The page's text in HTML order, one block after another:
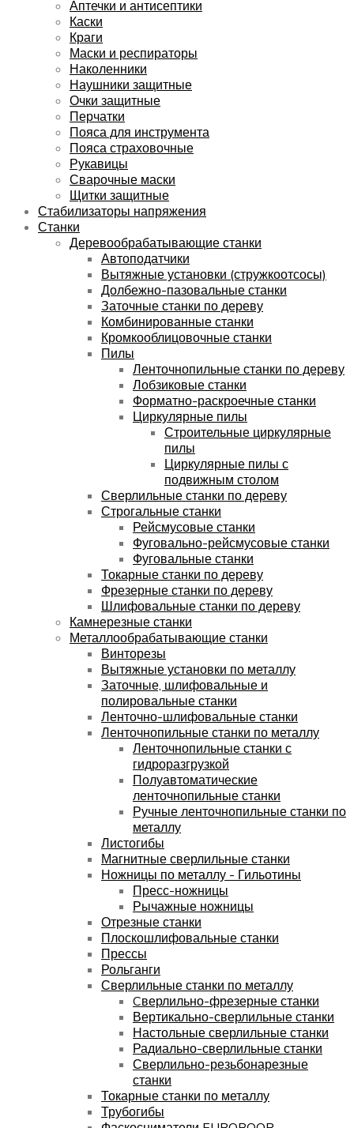
Аптечки и антисептики
Каски
Краги
Маски и респираторы
Наколенники
Наушники защитные
Очки защитные
Перчатки
Пояса для инструмента
Пояса страховочные
Рукавицы
Сварочные маски
Щитки защитные
Стабилизаторы напряжения
Станки
Деревообрабатывающие станки
Автоподатчики
Вытяжные установки (стружкоотсосы)
Долбежно-пазовальные станки
Заточные станки по дереву
Комбинированные станки
Кромкооблицовочные станки
Пилы
Ленточнопильные станки по дереву
Лобзиковые станки
Форматно-раскроечные станки
Циркулярные пилы
Строительные циркулярные
пилы
Циркулярные пилы с
подвижным столом
Сверлильные станки по дереву
Строгальные станки
Рейсмусовые станки
Фуговально-рейсмусовые станки
Фуговальные станки
Токарные станки по дереву
Фрезерные станки по дереву
Шлифовальные станки по дереву
Камнерезные станки
Металлообрабатывающие станки
Винторезы
Вытяжные установки по металлу
Заточные, шлифовальные и
полировальные станки
Ленточно-шлифовальные станки
Ленточнопильные станки по металлу
Ленточнопильные станки с
гидроразгрузкой
Полуавтоматические
ленточнопильные станки
Ручные ленточнопильные станки по
металлу
Листогибы
Магнитные сверлильные станки
Ножницы по металлу - Гильотины
Пресс-ножницы
Рычажные ножницы
Отрезные станки
Плоскошлифовальные станки
Прессы
Рольганги
Сверлильные станки по металлу
Cверлильно-фрезерные станки
Вертикально-сверлильные станки
Настольные сверлильные станки
Радиально-сверлильные станки
Сверлильно-резьбонарезные
станки
Токарные станки по металлу
Трубогибы